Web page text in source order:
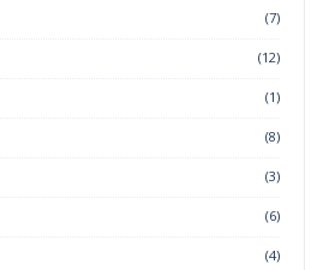
(7)
(12)
(1)
(8)
(3)
(6)
(4)